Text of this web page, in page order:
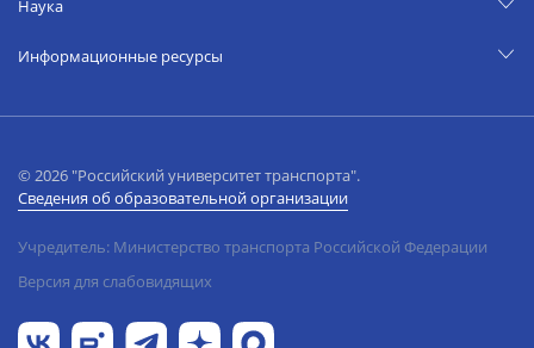
Наука
Информационные ресурсы
© 2026 "Российский университет транспорта".
Сведения об образовательной организации
Учредитель: Министерство транспорта Российской Федерации
Версия для слабовидящих